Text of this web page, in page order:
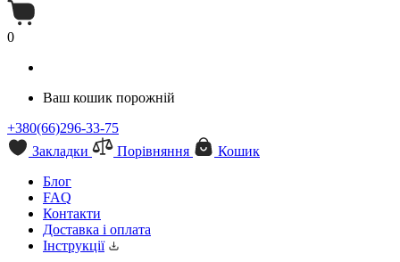
0
Ваш кошик порожній
+380(66)296-33-75
Закладки
Порівняння
Кошик
Блог
FAQ
Контакти
Доставка і оплата
Інструкції